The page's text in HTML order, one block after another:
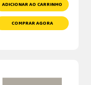
ADICIONAR AO CARRINHO
COMPRAR AGORA